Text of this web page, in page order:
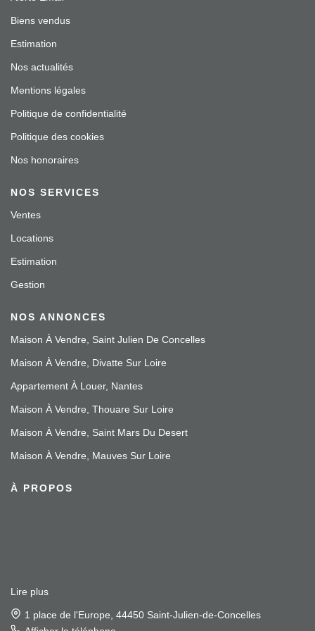
Biens vendus
Estimation
Nos actualités
Mentions légales
Politique de confidentialité
Politique des cookies
Nos honoraires
NOS SERVICES
Ventes
Locations
Estimation
Gestion
NOS ANNONCES
Maison À Vendre, Saint Julien De Concelles
Maison À Vendre, Divatte Sur Loire
Appartement À Louer, Nantes
Maison À Vendre, Thouare Sur Loire
Maison À Vendre, Saint Mars Du Desert
Maison À Vendre, Mauves Sur Loire
À PROPOS
Lire plus
1 place de l'Europe, 44450 Saint-Julien-de-Concelles